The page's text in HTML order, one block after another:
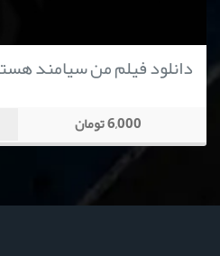
دانلود فیلم من سیامند هستم
6,000 تومان